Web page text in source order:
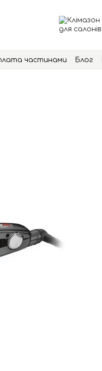
частинами Блог